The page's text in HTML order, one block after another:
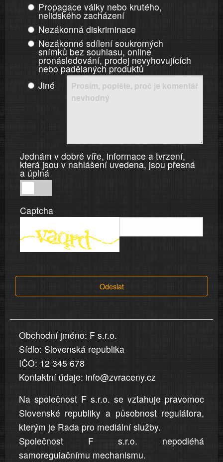
Propagace války nebo krutého,
nelidského zacházení
Nezákonná diskriminace
Nezákonné sdílení soukromých
snímků bez souhlasu, online
pronásledování, prodej nevyhovujících
nebo padělaných produktů
Jiné
Jednám v dobré víře, informace a tvrzení,
která jsou v nahlášení uvedena, jsou přesná
a úplná
v
dobré
informace
v
uvedena,
jsou
přesná
a
úplná
Captcha
Odeslat
Obchodní jméno: F s.r.o.
Sídlo: Slovenská republika
IČO: 12 345 678
Kontaktní údaje: info@zvraceny.cz
Na společnost F s.r.o. se vztahuje pravomoc
Slovenské republiky a působnost regulátora,
kterým je Rada pro mediální služby.
Společnost F s.r.o. nepodléhá
samoregulačnímu mechanismu.